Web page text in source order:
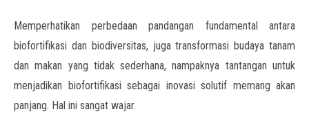
Memperhatikan perbedaan pandangan fundamental antara
biofortifikasi dan biodiversitas, juga transformasi budaya tanam
dan makan yang tidak sederhana, nampaknya tantangan untuk
menjadikan biofortifikasi sebagai inovasi solutif memang akan
panjang. Hal ini sangat wajar.